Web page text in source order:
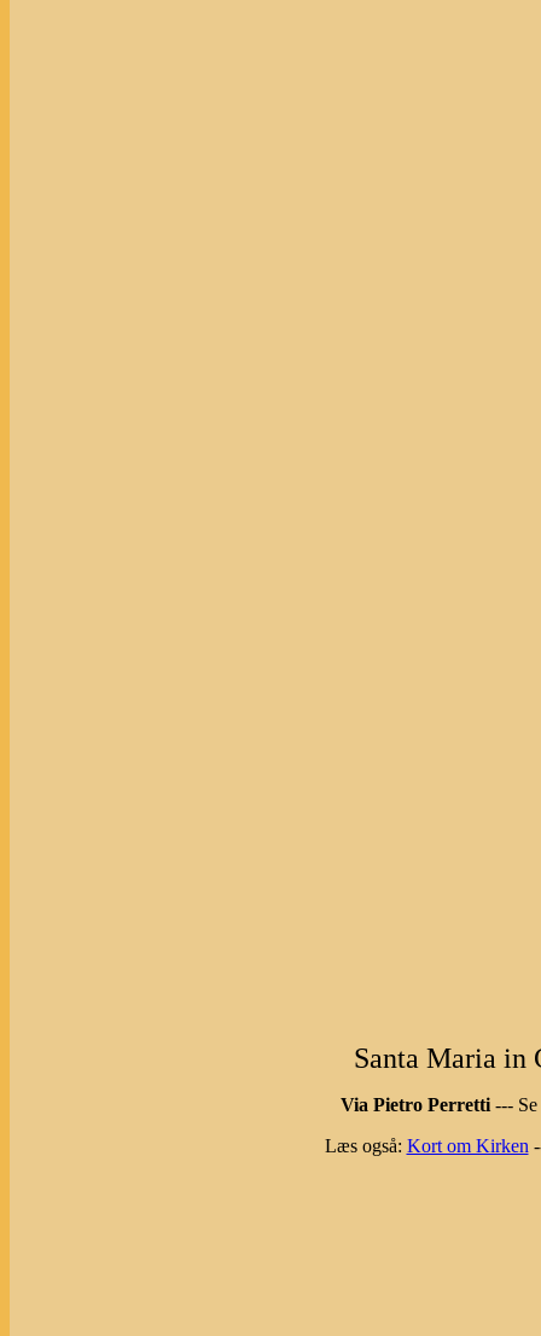
Santa Maria in
Via Pietro Perretti ---
Læs også: Kort om Kirken